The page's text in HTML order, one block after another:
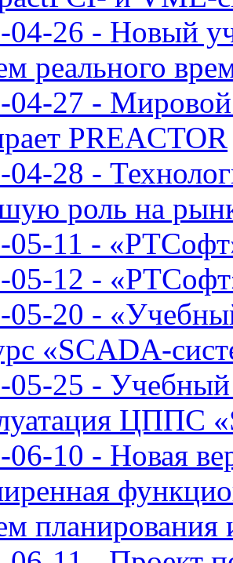
04-26 - Новый
реального
04-27 - Мировой
PREACTOR
04-28 -
роль на
05-11 -
05-12 -
05-20 -
«SCADA-
05-25 -
ЦППС
06-10 - Новая
планирования